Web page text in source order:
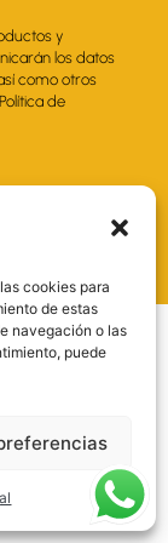
cookies para
de estas
navegación o las
puede
y
los datos
como otros
de